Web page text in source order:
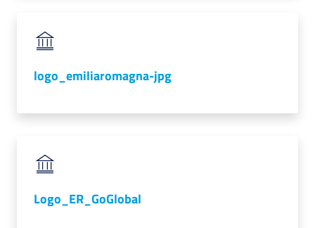
logo_emiliaromagna-jpg
Logo_ER_GoGlobal